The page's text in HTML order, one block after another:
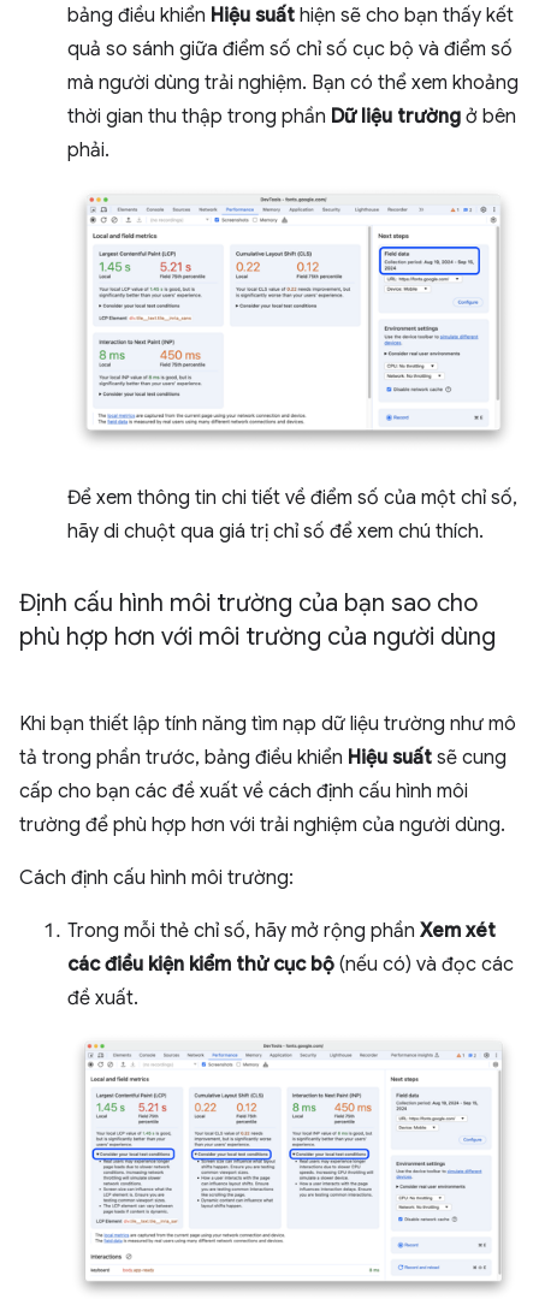
bảng điều khiển Hiệu suất hiện sẽ cho bạn thấy kết
quả so sánh giữa điểm số chỉ số cục bộ và điểm số
mà người dùng trải nghiệm. Bạn có thể xem khoảng
thời gian thu thập trong phần Dữ liệu trường ở bên
phải.
Để xem thông tin chi tiết về điểm số của một chỉ số,
hãy di chuột qua giá trị chỉ số để xem chú thích.
Định cấu hình môi trường của bạn sao cho
phù hợp hơn với môi trường của người dùng
Khi bạn thiết lập tính năng tìm nạp dữ liệu trường như mô
tả trong phần trước, bảng điều khiển Hiệu suất sẽ cung
cấp cho bạn các đề xuất về cách định cấu hình môi
trường để phù hợp hơn với trải nghiệm của người dùng.
Cách định cấu hình môi trường:
Trong mỗi thẻ chỉ số, hãy mở rộng phần Xem xét
các điều kiện kiểm thử cục bộ (nếu có) và đọc các
đề xuất.